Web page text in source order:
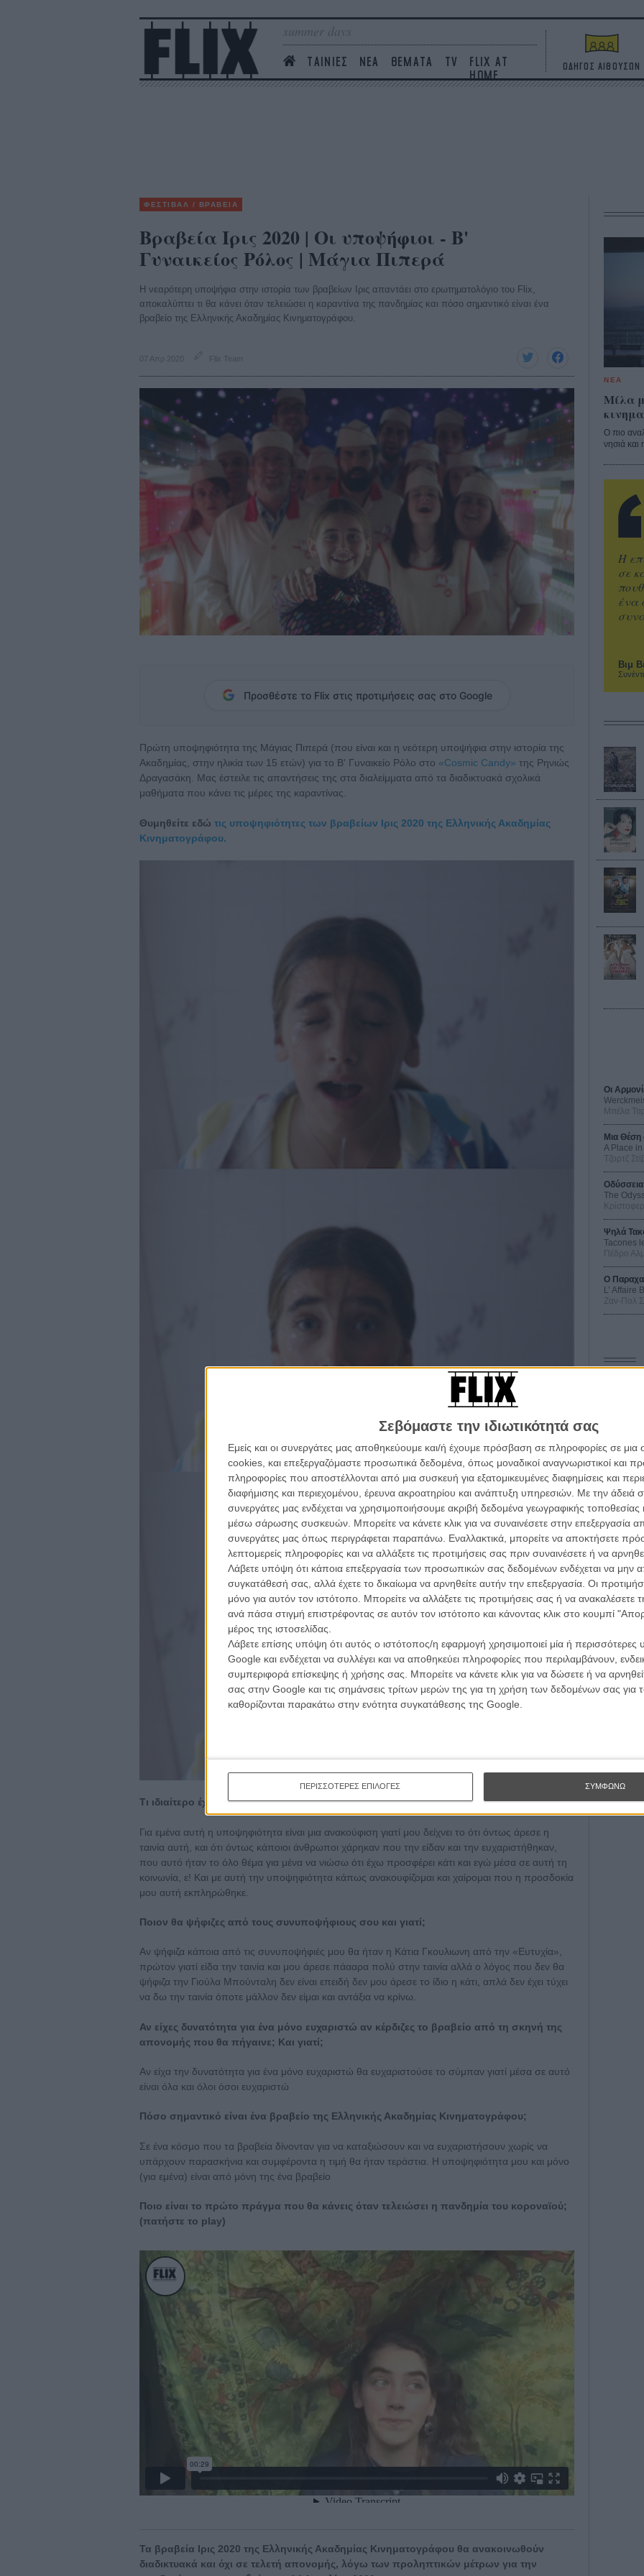
Σεβόμαστε την ιδιωτικότητά σας
Εμείς και οι συνεργάτες μας αποθηκεύουμε και/ή έχουμε πρόσβαση σε πληροφορίες σε
cookies, και επεξεργαζόμαστε προσωπικά δεδομένα, όπως μοναδικοί αναγνωριστικοί και
πληροφορίες που αποστέλλονται από μια συσκευή για εξατομικευμένες διαφημίσεις και
διαφήμισης και περιεχομένου, έρευνα ακροατηρίου και ανάπτυξη υπηρεσιών. Με την άδειά
συνεργάτες μας ενδέχεται να χρησιμοποιήσουμε ακριβή δεδομένα γεωγραφικής τοποθεσίας
μέσω σάρωσης συσκευών. Μπορείτε να κάνετε κλικ για να συναινέσετε στην επεξεργασία
συνεργάτες μας όπως περιγράφεται παραπάνω. Εναλλακτικά, μπορείτε να αποκτήσετε
λεπτομερείς πληροφορίες και να αλλάξετε τις προτιμήσεις σας πριν συναινέσετε ή να
Λάβετε υπόψη ότι κάποια επεξεργασία των προσωπικών σας δεδομένων ενδέχεται να μην
συγκατάθεσή σας, αλλά έχετε το δικαίωμα να αρνηθείτε αυτήν την επεξεργασία. Οι
μόνο για αυτόν τον ιστότοπο. Μπορείτε να αλλάξετε τις προτιμήσεις σας ή να ανακαλέσετε
ανά πάσα στιγμή επιστρέφοντας σε αυτόν τον ιστότοπο και κάνοντας κλικ στο κουμπί
μέρος της ιστοσελίδας.
Λάβετε επίσης υπόψη ότι αυτός ο ιστότοπος/η εφαρμογή χρησιμοποιεί μία ή περισσότερες
Google και ενδέχεται να συλλέγει και να αποθηκεύει πληροφορίες που περιλαμβάνουν,
συμπεριφορά επίσκεψης ή χρήσης σας. Μπορείτε να κάνετε κλικ για να δώσετε ή να
σας στην Google και τις σημάνσεις τρίτων μερών της για τη χρήση των δεδομένων σας
καθορίζονται παρακάτω στην ενότητα συγκατάθεσης της Google.
ΠΕΡΙΣΣΟΤΕΡΕΣ ΕΠΙΛΟΓΕΣ ΣΥΜΦΩΝΩ
summer days
ΤΑΙΝΙΕΣ ΝΕΑ ΘΕΜΑΤΑ TV
FLIX AT
HOME
ΟΔΗΓΟΣ ΑΙΘΟΥΣΩΝ
ΦΕΣΤΙΒΑΛ / ΒΡΑΒΕΙΑ
Βραβεία Ιρις 2020 | Οι υποψήφιοι - Β'
Γυναικείος Ρόλος | Μάγια Πιπερά
Η νεαρότερη υποψήφια στην ιστορία των βραβείων Ιρις απαντάει στο ερωτηματολόγιο του Flix,
αποκαλύπτει τι θα κάνει όταν τελειώσει η καραντίνα της πανδημίας και πόσο σημαντικό είναι ένα
βραβείο της Ελληνικής Ακαδημίας Κινηματογράφου.
07 Απρ 2020 Flix Team
Προσθέστε το Flix στις προτιμήσεις σας στο Google
Πρώτη υποψηφιότητα της Μάγιας Πιπερά (που είναι και η νεότερη υποψήφια στην ιστορία της
Ακαδημίας, στην ηλικία των 15 ετών) για το Β' Γυναικείο Ρόλο στο «Cosmic Candy» της Ρηνιώς
Δραγασάκη. Μας έστειλε τις απαντήσεις της στα διαλείμματα από τα διαδικτυακά σχολικά
μαθήματα που κάνει τις μέρες της καραντίνας.
Θυμηθείτε εδώ τις υποψηφιότητες των βραβείων Ιρις 2020 της Ελληνικής Ακαδημίας
Κινηματογράφου.
Τι ιδιαίτερο έχει για σένα η υποψηφιότητά σου;
Για εμένα αυτή η υποψηφιότητα είναι μια ανακούφιση γιατί μου δείχνει το ότι όντως άρεσε η
ταινία αυτή, και ότι όντως κάποιοι άνθρωποι χάρηκαν που την είδαν και την ευχαριστήθηκαν,
που αυτό ήταν το όλο θέμα για μένα να νιώσω ότι έχω προσφέρει κάτι και εγώ μέσα σε αυτή τη
κοινωνία, ε! Και με αυτή την υποψηφιότητα κάπως ανακουφίζομαι και χαίρομαι που η προσδοκία
μου αυτή εκπληρώθηκε.
Ποιον θα ψήφιζες από τους συνυποψήφιους σου και γιατί;
Αν ψήφιζα κάποια από τις συνυποψήφιές μου θα ήταν η Κάτια Γκουλιωνη από την «Ευτυχία»,
πρώτον γιατί είδα την ταινία και μου άρεσε πάααρα πολύ στην ταινία αλλά ο λόγος που δεν θα
ψήφιζα την Γιούλα Μπούνταλη δεν είναι επειδή δεν μου άρεσε το ίδιο η κάτι, απλά δεν έχει τύχει
να δω την ταινία όποτε μάλλον δεν είμαι και αντάξια να κρίνω.
Αν είχες δυνατότητα για ένα μόνο ευχαριστώ αν κέρδιζες το βραβείο από τη σκηνή της
απονομής που θα πήγαινε; Και γιατί;
Αν είχα την δυνατότητα για ένα μόνο ευχαριστώ θα ευχαριστούσε το σύμπαν γιατί μέσα σε αυτό
είναι όλα και όλοι όσοι ευχαριστώ
Πόσο σημαντικό είναι ένα βραβείο της Ελληνικής Ακαδημίας Κινηματογράφου;
Σε ένα κόσμο που τα βραβεία δίνονταν για να καταξιώσουν και να ευχαριστήσουν χωρίς να
υπάρχουν παρασκήνια και συμφέροντα η τιμή θα ήταν τεράστια. Η υποψηφιότητα μου και μόνο
(για εμένα) είναι από μόνη της ένα βραβείο
Ποιο είναι το πρώτο πράγμα που θα κάνεις όταν τελειώσει η πανδημία του κοροναϊού;
(πατήστε το play)
Τα βραβεία Ιρις 2020 της Ελληνικής Ακαδημίας Κινηματογράφου θα ανακοινωθούν
διαδικτυακά και όχι σε τελετή απονομής, λόγω των προληπτικών μέτρων για την
ΝΕΑ
Μίλα
Ο πιο
νησιά και
Βιμ
Η
σε
ένα
Οι
Μπέλα
Μια Θέση
A Place
Τζορτζ
Οδύσσεια
The
Ψηλά
Tacones
Πέδρο
Ο
L’ Affaire
Ζαν-Πολ
Ο
10
τον
Εγγράψου
Θέλω